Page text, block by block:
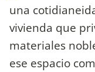
una
vivienda que
materiales
ese espacio